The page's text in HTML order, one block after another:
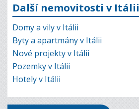
Další nemovitosti v Itálii
Domy a vily v Itálii
Byty a apartmány v Itálii
Nové projekty v Itálii
Pozemky v Itálii
Hotely v Itálii